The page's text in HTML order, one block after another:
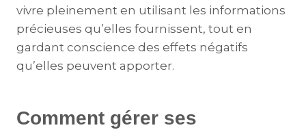
vivre pleinement en utilisant les informations
précieuses qu’elles fournissent, tout en
gardant conscience des effets négatifs
qu’elles peuvent apporter.
Comment gérer ses